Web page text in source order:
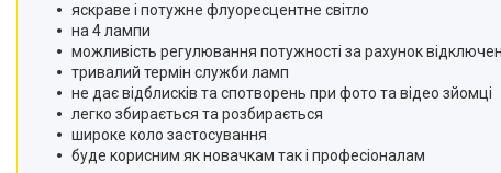
Кріплення
Аксесуари для мобільних
телефонів і смартфонів
Товари для дому
Відеоогляди наших клієнтів
яскраве і потужне флуоресцентне світло
на 4 лампи
можливість регулювання потужності за рахунок
тривалий термін служби ламп
не дає відблисків та спотворень при фото та відео зйомці
легко збирається та розбирається
широке коло застосування
буде корисним як новачкам так і професіоналам